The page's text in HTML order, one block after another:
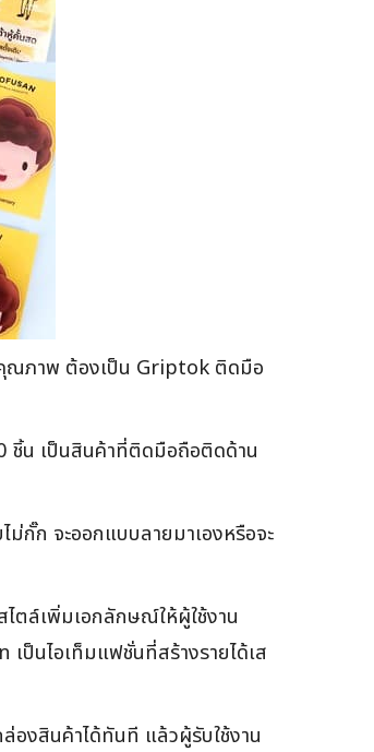
ณภาพ ต้องเป็น Griptok ติดมือ
น เป็นสินค้าที่ติดมือถือติดด้าน
กั๊ก จะออกแบบลายมาเองหรือจะ
ตล์เพิ่มเอกลักษณ์ให้ผู้ใช้งาน
ป็นไอเท็มแฟชั่นที่สร้างรายได้เส
องสินค้าได้ทันที แล้วผู้รับใช้งาน